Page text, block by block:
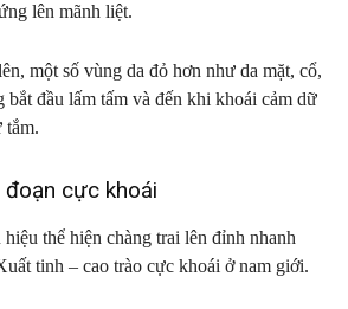
lên mãnh liệt.
một số vùng da đỏ hơn như da mặt, cổ,
đầu lấm tấm và đến khi khoái cảm dữ
tắm.
đoạn cực khoái
thể hiện chàng trai lên đỉnh nhanh
tinh – cao trào cực khoái ở nam giới.